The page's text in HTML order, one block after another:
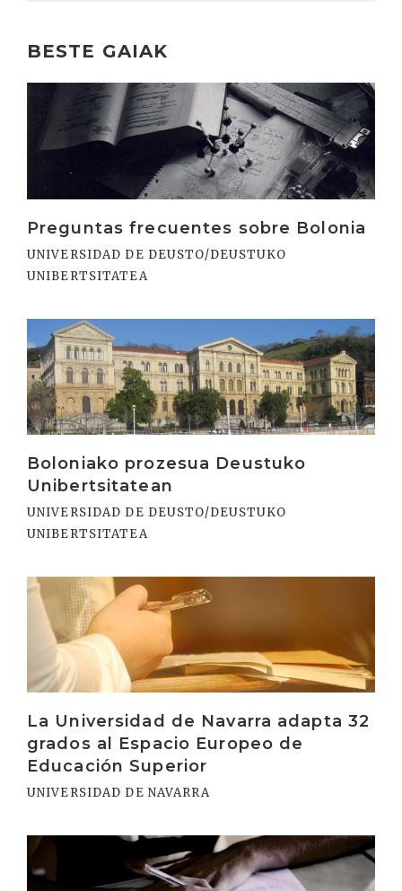
BESTE GAIAK
Preguntas frecuentes sobre Bolonia
UNIVERSIDAD DE DEUSTO/DEUSTUKO
UNIBERTSITATEA
Boloniako prozesua Deustuko
Unibertsitatean
UNIVERSIDAD DE DEUSTO/DEUSTUKO
UNIBERTSITATEA
Irakurri
La Universidad de Navarra adapta 32
grados al Espacio Europeo de
Educación Superior
UNIVERSIDAD DE NAVARRA
Irakurri
Irakurri